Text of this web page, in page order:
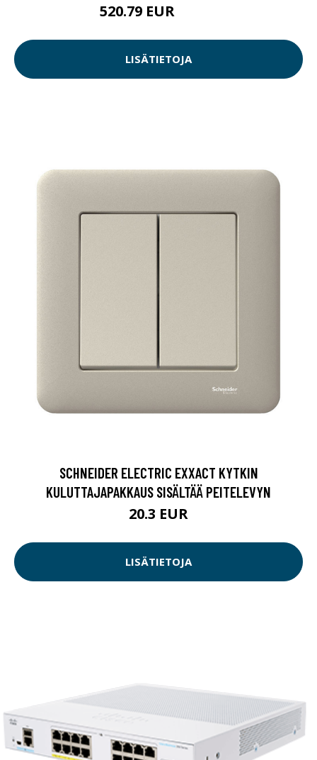
520.79 EUR
LISÄTIETOJA
SCHNEIDER ELECTRIC EXXACT KYTKIN
KULUTTAJAPAKKAUS SISÄLTÄÄ PEITELEVYN
20.3 EUR
LISÄTIETOJA